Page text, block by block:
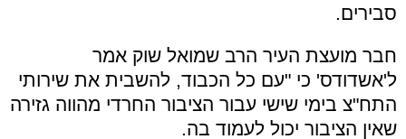
סבירים.
חבר מועצת העיר הרב שמואל שוק אמר
ל'אשדודס' כי "עם כל הכבוד, להשבית את שירותי
התח"צ בימי שישי עבור הציבור החרדי מהווה גזירה
שאין הציבור יכול לעמוד בה.